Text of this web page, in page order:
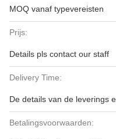
MOQ vanaf typevereisten
Prijs:
Details pls contact our staff
Delivery Time:
De details van de leverings
Betalingsvoorwaarden: